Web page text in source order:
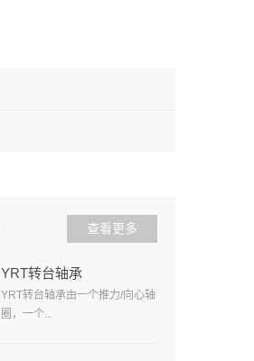
查看更多
YRT转台轴承
YRT转台轴承由一个推力/向心轴
圈，一个...